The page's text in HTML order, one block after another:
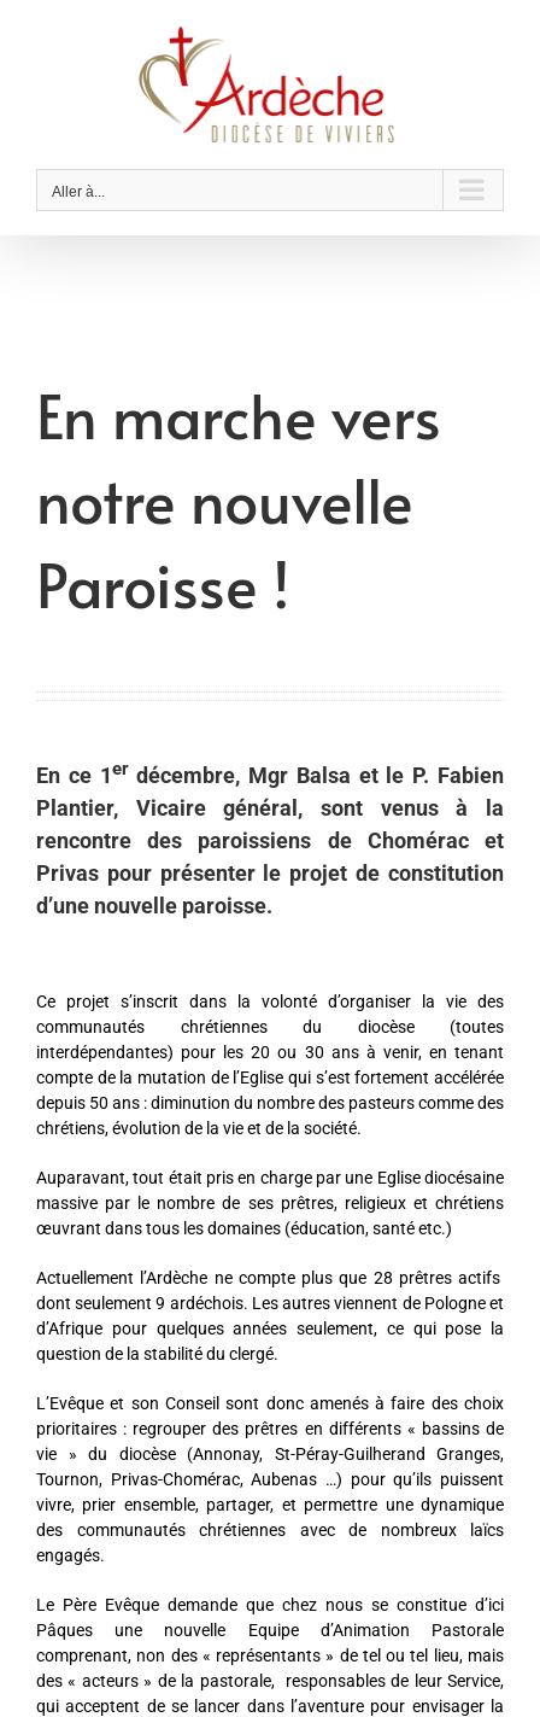
Aller à...
En marche vers
notre nouvelle
Paroisse !
En ce 1erdécembre, Mgr Balsa et le P. Fabien
Plantier, Vicaire général, sont venus à la
rencontre des paroissiens de Chomérac et
Privas pour présenter le projet de constitution
d’une nouvelle paroisse.
Ce projet s’inscrit dans la volonté d’organiser la vie des
communautés chrétiennes du diocèse (toutes
interdépendantes) pour les 20 ou 30 ans à venir, en tenant
compte de la mutation de l’Eglise qui s’est fortement accélérée
depuis 50 ans : diminution du nombre des pasteurs comme des
chrétiens, évolution de la vie et de la société.
Auparavant, tout était pris en charge par une Eglise diocésaine
massive par le nombre de ses prêtres, religieux et chrétiens
œuvrant dans tous les domaines (éducation, santé etc.)
Actuellement l’Ardèche ne compte plus que 28 prêtres actifs
dont seulement 9 ardéchois. Les autres viennent de Pologne et
d’Afrique pour quelques années seulement, ce qui pose la
question de la stabilité du clergé.
L’Evêque et son Conseil sont donc amenés à faire des choix
prioritaires : regrouper des prêtres en différents « bassins de
vie » du diocèse (Annonay, St-Péray-Guilherand Granges,
Tournon, Privas-Chomérac, Aubenas …) pour qu’ils puissent
vivre, prier ensemble, partager, et permettre une dynamique
des communautés chrétiennes avec de nombreux laïcs
engagés.
Le Père Evêque demande que chez nous se constitue d’ici
Pâques une nouvelle Equipe d’Animation Pastorale
comprenant, non des « représentants » de tel ou tel lieu, mais
des « acteurs » de la pastorale, responsables de leur Service,
qui acceptent de se lancer dans l’aventure pour envisager la